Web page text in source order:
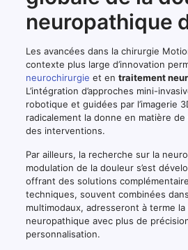
neuropathique
Les avancées dans la chirurgie
contexte plus large d’innovation
neurochirurgie et en traitement
L’intégration d’approches mini-
robotique et guidées par l’imagerie
radicalement la donne en matière
des interventions.
Par ailleurs, la recherche sur la
modulation de la douleur s’est
offrant des solutions
techniques, souvent combinées
multimodaux, adresseront à terme
neuropathique avec plus de
personnalisation.